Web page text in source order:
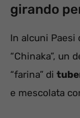
girando
In alcuni Paesi
“Chinaka”, un
“farina” di
e mescolata